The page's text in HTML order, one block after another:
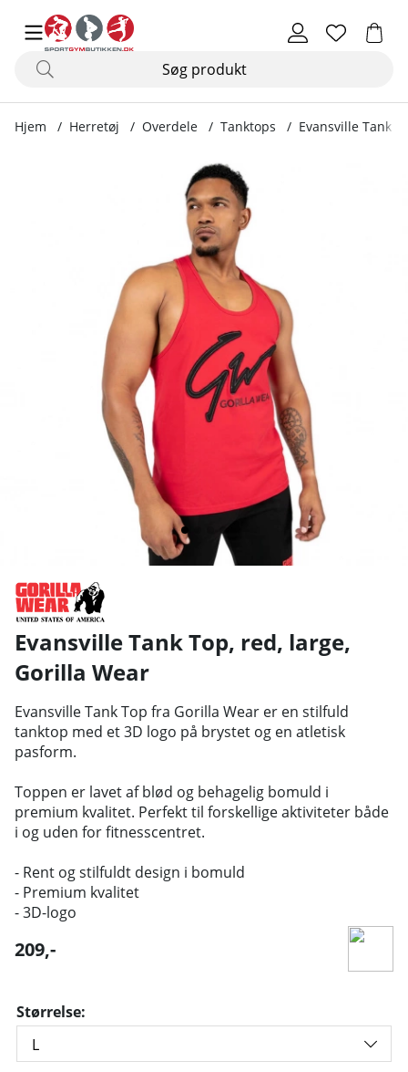
Hjem Herretøj Overdele Tanktops Evansville Tank
Produktbilleder Evansville Tank Top, red
Evansville Tank Top, red, large,
Gorilla Wear
Evansville Tank Top fra Gorilla Wear er en stilfuld
tanktop med et 3D logo på brystet og en atletisk
pasform.
Toppen er lavet af blød og behagelig bomuld i
premium kvalitet. Perfekt til forskellige aktiviteter både
i og uden for fitnesscentret.
- Rent og stilfuldt design i bomuld
- Premium kvalitet
- 3D-logo
209,-
Størrelse: